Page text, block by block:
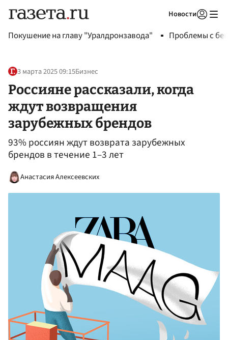
Новости
Покушение на главу "Уралдронзавода" Проблемы с
3 марта 2025 09:15Бизнес
Россияне рассказали, когда
ждут возвращения
зарубежных брендов
93% россиян ждут возврата зарубежных
брендов в течение 1–3 лет
Анастасия Алексеевских